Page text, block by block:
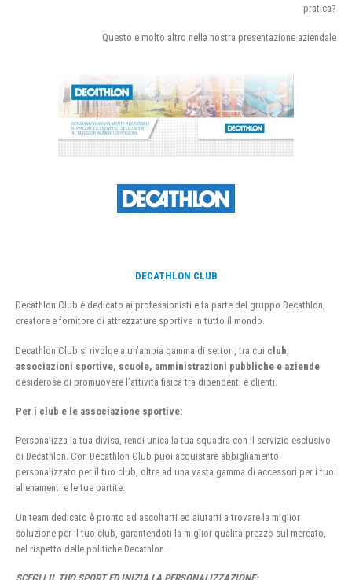
pratica?
Questo e molto altro nella nostra presentazione aziendale
DECATHLON CLUB
Decathlon Club è dedicato ai professionisti e fa parte del gruppo Decathlon,
creatore e fornitore di attrezzature sportive in tutto il mondo.
Decathlon Club si rivolge a un’ampia gamma di settori, tra cui club
associazioni sportive, scuole, amministrazioni pubbliche e aziende
desiderose di promuovere l’attività fisica tra dipendenti e clienti.
Per i club e le associazione sportive:
Personalizza la tua divisa, rendi unica la tua squadra con il servizio esclusivo
di Decathlon. Con Decathlon Club puoi acquistare abbigliamento
personalizzato per il tuo club, oltre ad una vasta gamma di accessori per i tuoi
allenamenti e le tue partite.
Un team dedicato è pronto ad ascoltarti ed aiutarti a trovare la miglior
soluzione per il tuo club, garantendoti la miglior qualità prezzo sul mercato,
nel rispetto delle politiche Decathlon.